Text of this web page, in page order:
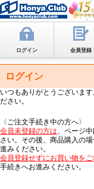
ログイン 会員登録
ログイン
いつもありがとうございま
ださい。
〈ご注文手続き中の方へ〉
会員未登録の方は、ページ
さい。その後、商品購入の
進みください。
会員登録せずにお買い物を
手続きへお進みください。